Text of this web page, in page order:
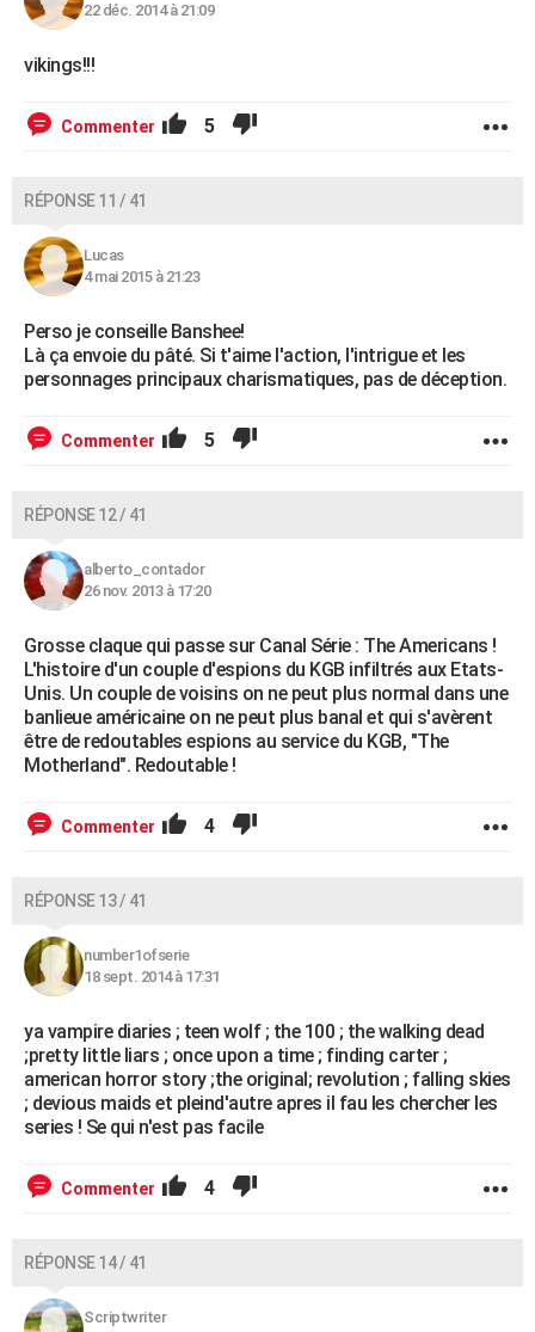
22 déc. 2014 à 21:09
vikings!!!
Commenter 5
RÉPONSE 11 / 41
Lucas
4 mai 2015 à 21:23
Perso je conseille Banshee!
Là ça envoie du pâté. Si t'aime l'action, l'intrigue et les
personnages principaux charismatiques, pas de déception.
Commenter 5
RÉPONSE 12 / 41
alberto_contador
26 nov. 2013 à 17:20
Grosse claque qui passe sur Canal Série : The Americans !
L'histoire d'un couple d'espions du KGB infiltrés aux Etats-
Unis. Un couple de voisins on ne peut plus normal dans une
banlieue américaine on ne peut plus banal et qui s'avèrent
être de redoutables espions au service du KGB, "The
Motherland". Redoutable !
Commenter 4
RÉPONSE 13 / 41
number1ofserie
18 sept. 2014 à 17:31
ya vampire diaries ; teen wolf ; the 100 ; the walking dead
;pretty little liars ; once upon a time ; finding carter ;
american horror story ;the original; revolution ; falling skies
; devious maids et pleind'autre apres il fau les chercher les
series ! Se qui n'est pas facile
Commenter 4
RÉPONSE 14 / 41
Scriptwriter